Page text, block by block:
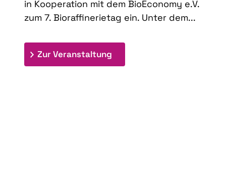
in Kooperation mit dem BioEconomy e.V.
zum 7. Bioraffinerietag ein. Unter dem...
Zur Veranstaltung